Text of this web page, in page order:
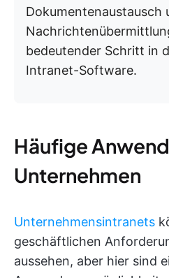
Dokumentenaustausch
bedeutender Schritt in
Intranet-Software.
Häufige
Unternehmen
Unternehmensintranets
geschäftlichen
aussehen, aber hier sind